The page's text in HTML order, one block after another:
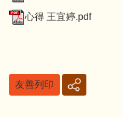
心得 王宜婷.pdf
友善列印